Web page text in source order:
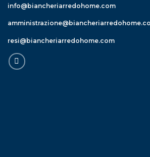
info@biancheriarredohome.com
resi@biancheriarredohome.com